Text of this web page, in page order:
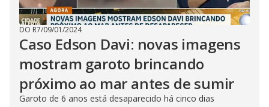
DO R7/09/01/2024
Caso Edson Davi: novas imagens
mostram garoto brincando
próximo ao mar antes de sumir
Garoto de 6 anos está desaparecido há cinco dias